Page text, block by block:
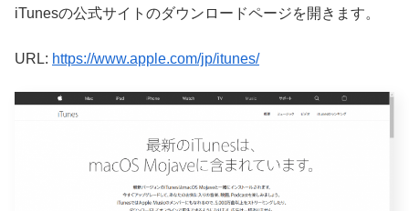
iTunesの公式サイトのダウンロードページを開きます。
URL: https://www.apple.com/jp/itunes/